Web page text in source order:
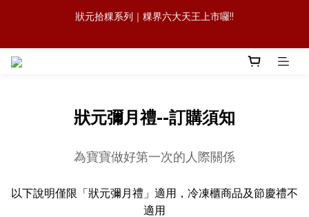
森日之禮｜職場賀禮的質感新選擇，傳承好味道，也送出祝福與人
狀元冷凍櫃｜萊爾富暢銷 × 官網冷凍規格:一顆，會記住的麻油雞
情味
狀元彌月禮--訂購須知
為寶寶做好第一次的人際關係
以下說明僅限「狀元彌月禮」適用，冷凍櫃商品及節慶禮不
適用